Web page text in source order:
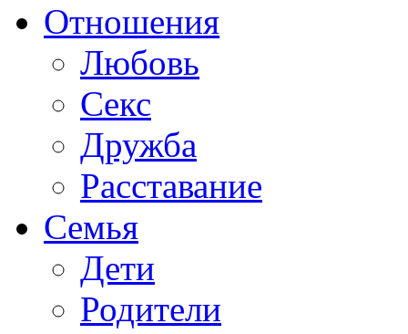
Отношения
Любовь
Секс
Дружба
Расставание
Семья
Дети
Родители